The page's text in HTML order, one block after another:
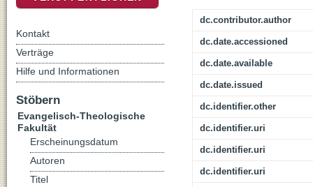
dc.contributor.author
dc.date.accessioned
dc.date.available
dc.date.issued
dc.identifier.other
dc.identifier.uri
dc.identifier.uri
dc.identifier.uri
Kontakt
Verträge
Hilfe und Informationen
Stöbern
Evangelisch-Theologische
Fakultät
Erscheinungsdatum
Autoren
Titel